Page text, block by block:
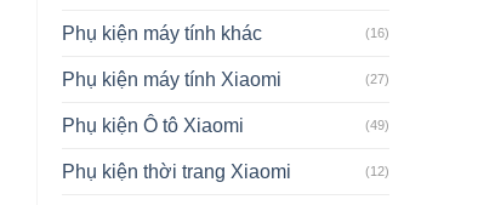
Phụ kiện máy tính khác (16)
Phụ kiện máy tính Xiaomi (27)
Phụ kiện Ô tô Xiaomi (49)
Phụ kiện thời trang Xiaomi (12)